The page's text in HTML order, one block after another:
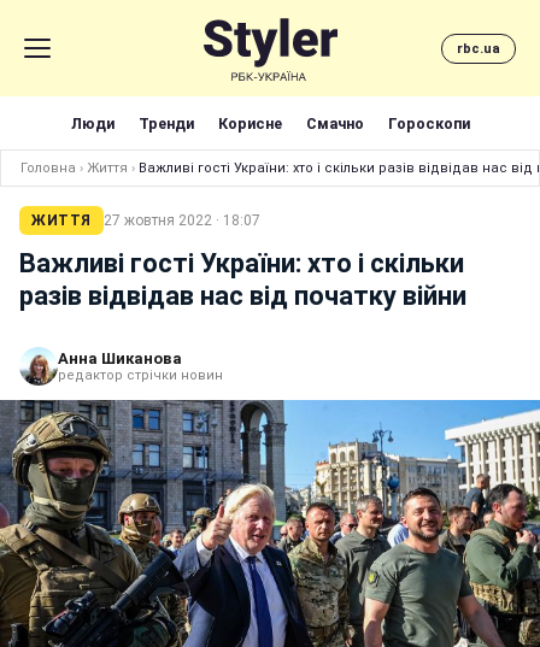
rbc.ua
Люди Тренди Корисне Смачно Гороскопи
Головна › Життя › Важливі гості України: хто і скільки разів відвідав нас від
ЖИТТЯ 27 жовтня 2022 · 18:07
Важливі гості України: хто і скільки
разів відвідав нас від початку війни
Анна Шиканова
редактор стрічки новин